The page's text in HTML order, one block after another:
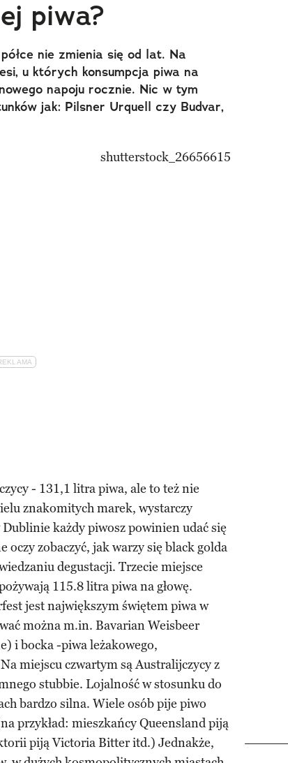
piwa?
nie zmienia się od lat. Na
u których konsumpcja piwa na
napoju rocznie. Nic w tym
jak: Pilsner Urquell czy Budvar,
- 131,1 litra piwa, ale to też nie
znakomitych marek, wystarczy
każdy piwosz powinien udać się
oczy zobaczyć, jak warzy się black golda
degustacji. Trzecie miejsce
115.8 litra piwa na głowę.
jest największym świętem piwa w
można m.in. Bavarian Weisbeer
i bocka -piwa leżakowego,
miejscu czwartym są Australijczycy z
stubbie. Lojalność w stosunku do
bardzo silna. Wiele osób pije piwo
przykład: mieszkańcy Queensland piją
piją Victoria Bitter itd.) Jednakże,